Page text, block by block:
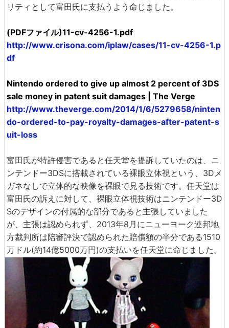
リティとして富田氏に支払うよう命じました。
(PDFファイル)11-cv-4256-1.pdf
http://www.crisona.com/iplaw/cases/11-cv-4256-1.p
df
Nintendo ordered to give up almost 2 percent of 3DS
sale money in patent suit damages | The Verge
http://www.theverge.com/2014/1/6/5279658/ninten
do-ordered-to-pay-royalty-damages-after-patent-s
uit-loss
富田氏が特許侵害であると任天堂を提訴していたのは、ニ
ンテンドー3DSに搭載されている裸眼立体視という、3Dメ
ガネなしで立体的な映像を裸眼で見る技術です。任天堂は
富田氏の訴えに対して、裸眼立体視技術はニンテンドー3D
Sのデザインの付属的な部分であると主張していました
が、主張は認められず、2013年8月にニューヨーク連邦地
方裁判所は陪審評決で認められた賠償額の半分である1510
万ドル(約14億5000万円)の支払いを任天堂に命じました。